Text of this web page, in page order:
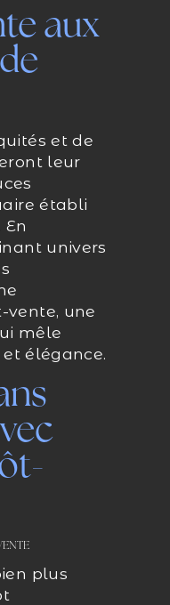
aux
et de
leur
établi
univers
vente, une
mêle
élégance.
plus